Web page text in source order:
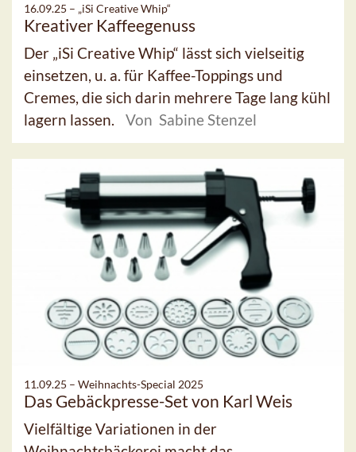
16.09.25 – „iSi Creative Whip“
Kreativer Kaffeegenuss
Der „iSi Creative Whip“ lässt sich vielseitig
einsetzen, u. a. für Kaffee-Toppings und
Cremes, die sich darin mehrere Tage lang kühl
lagern lassen.
Von Sabine Stenzel
11.09.25 – Weihnachts-Special 2025
Das Gebäckpresse-Set von Karl Weis
Vielfältige Variationen in der